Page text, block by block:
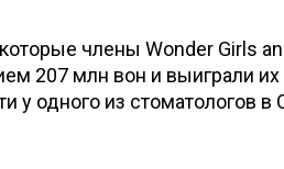
члены Wonder Girls
207 млн вон и выиграли их
у одного из стоматологов в